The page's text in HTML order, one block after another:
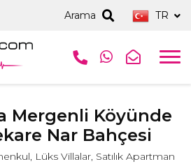
Arama TR
Mergenli Köyünde
Nar Bahçesi
Lüks Villalar, Satılık Apartman